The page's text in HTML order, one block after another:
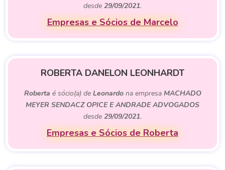
desde 29/09/2021.
Empresas e Sócios de Marcelo
ROBERTA DANELON LEONHARDT
Roberta é sócio(a) de Leonardona empresa MACHADO
MEYER SENDACZ OPICE E ANDRADE ADVOGADOS
desde 29/09/2021.
Empresas e Sócios de Roberta